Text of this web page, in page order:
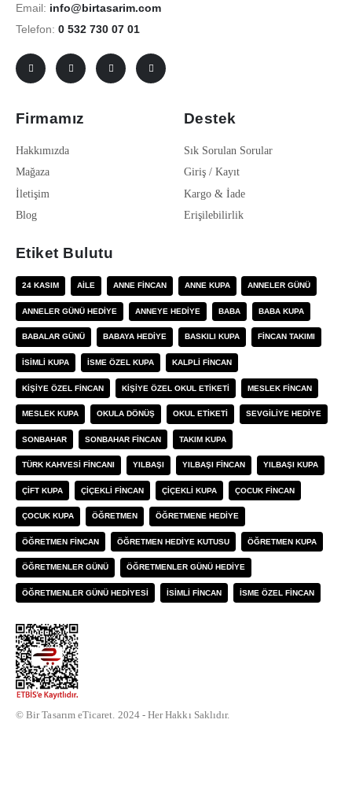
Email: info@birtasarim.com
Telefon: 0 532 730 07 01
Firmamız
Hakkımızda
Mağaza
İletişim
Blog
Destek
Sık Sorulan Sorular
Giriş / Kayıt
Kargo & İade
Erişilebilirlik
Etiket Bulutu
24 KASIM AILE ANNE FINCAN ANNE KUPA ANNELER GÜNÜ
ANNELER GÜNÜ HEDIYE ANNEYE HEDIYE BABA BABA KUPA
BABALAR GÜNÜ BABAYA HEDIYE BASKILI KUPA FINCAN TAKIMI
ISIMLI KUPA ISME ÖZEL KUPA KALPLI FINCAN
KIŞIYE ÖZEL FINCAN KIŞIYE ÖZEL OKUL ETIKETI MESLEK FINCAN
MESLEK KUPA OKULA DÖNÜŞ OKUL ETIKETI SEVGILIYE HEDIYE
SONBAHAR SONBAHAR FINCAN TAKIM KUPA
TÜRK KAHVESI FINCANI YILBAŞI YILBAŞI FINCAN YILBAŞI KUPA
ÇIFT KUPA ÇIÇEKLI FINCAN ÇIÇEKLI KUPA ÇOCUK FINCAN
ÇOCUK KUPA ÖĞRETMEN ÖĞRETMENE HEDIYE
ÖĞRETMEN FINCAN ÖĞRETMEN HEDIYE KUTUSU ÖĞRETMEN KUPA
ÖĞRETMENLER GÜNÜ ÖĞRETMENLER GÜNÜ HEDIYE
ÖĞRETMENLER GÜNÜ HEDIYESI İSIMLI FINCAN İSME ÖZEL FINCAN
© Bir Tasarım eTicaret. 2024 - Her Hakkı Saklıdır.